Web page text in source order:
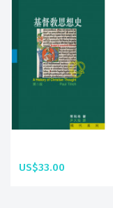
US$33.00